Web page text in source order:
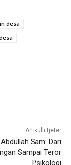
desa
Artikulli tjetër
Abdullah Sam: Dari
Sampai Teror
Psikologi